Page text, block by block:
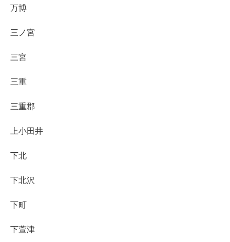
万博
三ノ宮
三宮
三重
三重郡
上小田井
下北
下北沢
下町
下萱津